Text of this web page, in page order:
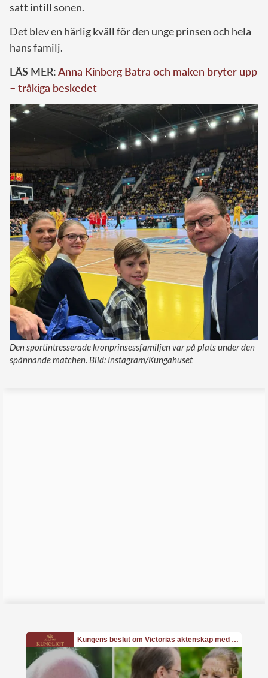
satt intill sonen.
Det blev en härlig kväll för den unge prinsen och hela
hans familj.
LÄS MER:Anna Kinberg Batra och maken bryter upp
– tråkiga beskedet
Den sportintresserade kronprinsessfamiljen var på plats under den
spännande matchen. Bild: Instagram/Kungahuset